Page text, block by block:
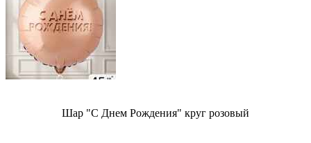
Шар "С Днем Рождения" круг розовый